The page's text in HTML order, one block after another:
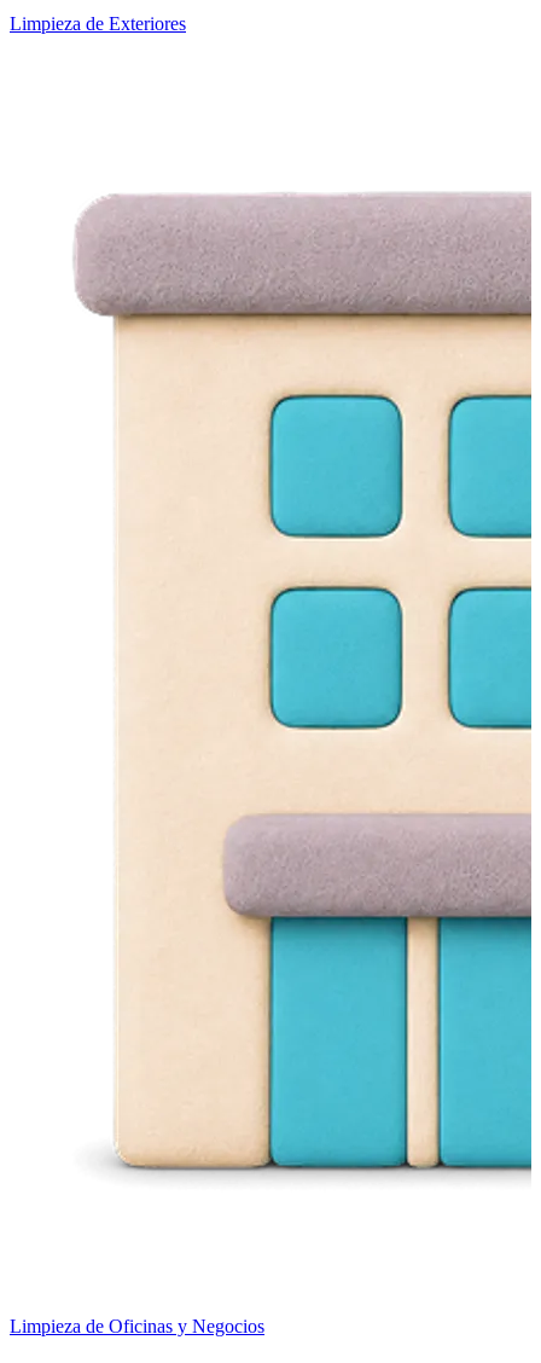
Limpieza de Exteriores
Limpieza de Oficinas y Negocios